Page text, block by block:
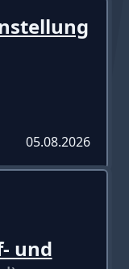
05.08.2026
und